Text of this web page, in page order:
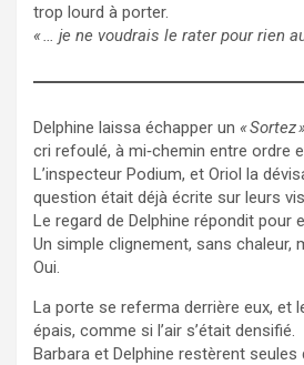
trop lourd à porter.
« … je ne voudrais le rater pour rien
Delphine laissa échapper un « Sortez »
cri refoulé, à mi‑chemin entre ordre
L’inspecteur Podium, et Oriol la
question était déjà écrite sur leurs
Le regard de Delphine répondit pour
Un simple clignement, sans chaleur,
Oui.
La porte se referma derrière eux, et
épais, comme si l’air s’était densifié.
Barbara et Delphine restèrent seules